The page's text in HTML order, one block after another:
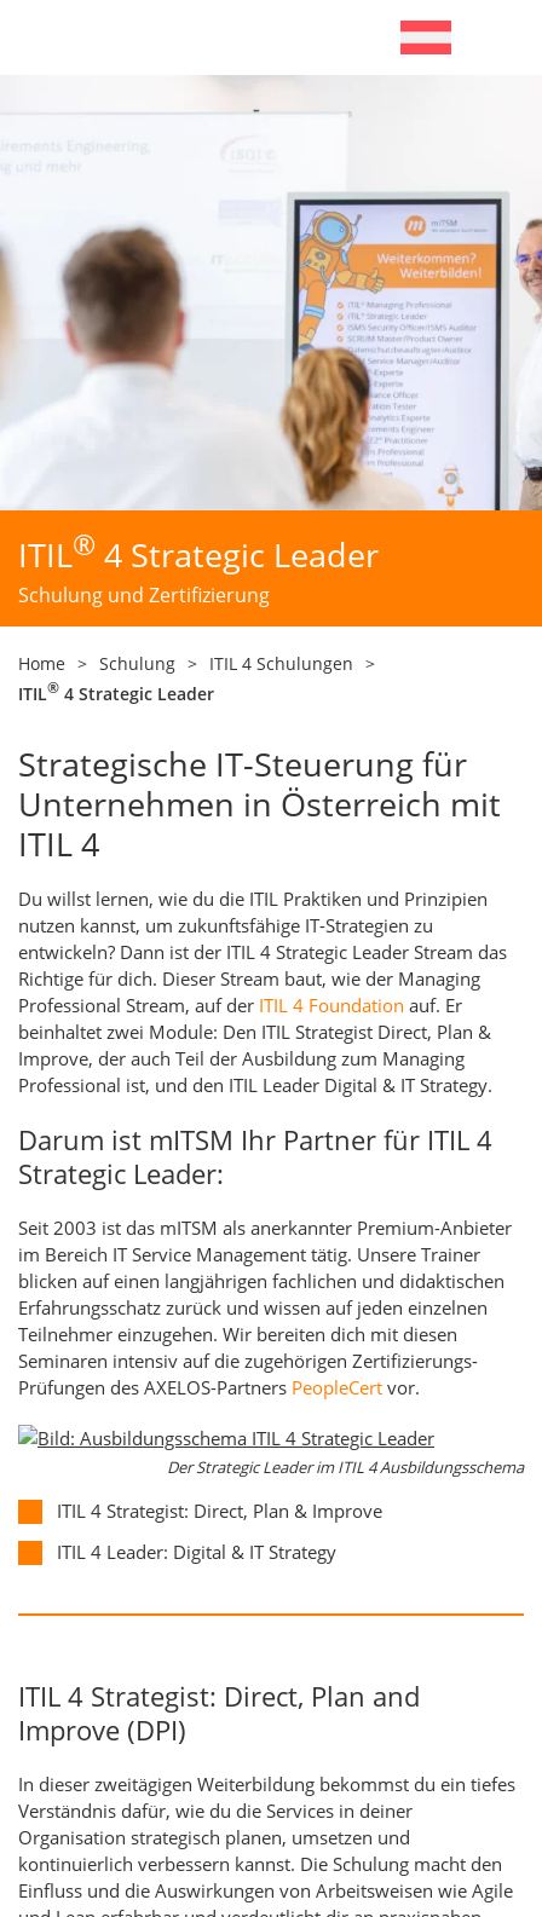
ITIL® 4 Strategic Leader
Schulung und Zertifizierung
Home > Schulung > ITIL 4 Schulungen >
ITIL® 4 Strategic Leader
Strategische IT-Steuerung für
Unternehmen in Österreich mit
ITIL 4
Du willst lernen, wie du die ITIL Praktiken und Prinzipien
nutzen kannst, um zukunftsfähige IT-Strategien zu
entwickeln? Dann ist der ITIL 4 Strategic Leader Stream das
Richtige für dich. Dieser Stream baut, wie der Managing
Professional Stream, auf der ITIL 4 Foundation auf. Er
beinhaltet zwei Module: Den ITIL Strategist Direct, Plan &
Improve, der auch Teil der Ausbildung zum Managing
Professional ist, und den ITIL Leader Digital & IT Strategy.
Darum ist mITSM Ihr Partner für ITIL 4
Strategic Leader:
Seit 2003 ist das mITSM als anerkannter Premium-Anbieter
im Bereich IT Service Management tätig. Unsere Trainer
blicken auf einen langjährigen fachlichen und didaktischen
Erfahrungsschatz zurück und wissen auf jeden einzelnen
Teilnehmer einzugehen. Wir bereiten dich mit diesen
Seminaren intensiv auf die zugehörigen Zertifizierungs-
Prüfungen des AXELOS-Partners PeopleCert vor.
Der Strategic Leader im ITIL 4 Ausbildungsschema
ITIL 4 Strategist: Direct, Plan & Improve
ITIL 4 Leader: Digital & IT Strategy
ITIL 4 Strategist: Direct, Plan and
Improve (DPI)
In dieser zweitägigen Weiterbildung bekommst du ein tiefes
Verständnis dafür, wie du die Services in deiner
Organisation strategisch planen, umsetzen und
kontinuierlich verbessern kannst. Die Schulung macht den
Einfluss und die Auswirkungen von Arbeitsweisen wie Agile